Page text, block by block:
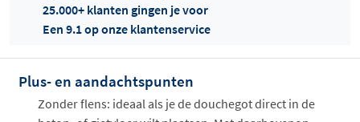
Offertes
ophalen...
25.000+ klanten gingen je voor
Een 9.1 op onze klantenservice
Plus- en aandachtspunten
Zonder flens: ideaal als je de douchegot direct in de